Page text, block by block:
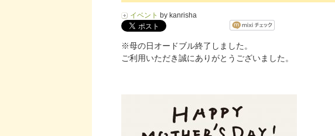
イベント by kanrisha
※母の日オードブル終了しました。
ご利用いただき誠にありがとうございました。